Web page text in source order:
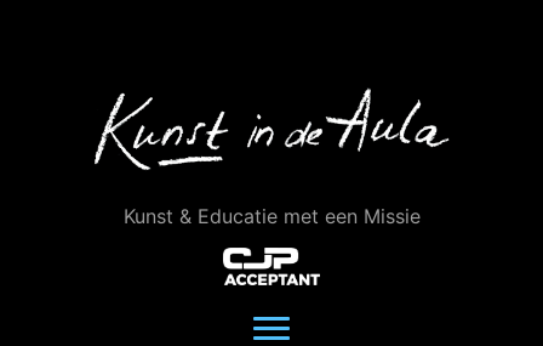
Kunst & Educatie met een Missie